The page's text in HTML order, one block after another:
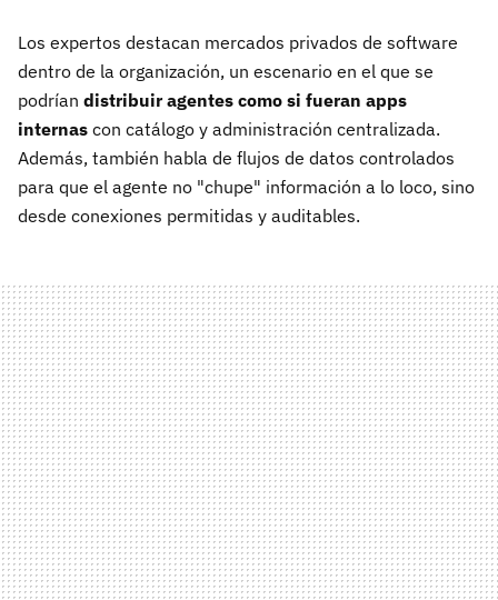
Los expertos destacan mercados privados de software
dentro de la organización, un escenario en el que se
podrían distribuir agentes como si fueran apps
internas con catálogo y administración centralizada.
Además, también habla de flujos de datos controlados
para que el agente no "chupe" información a lo loco, sino
desde conexiones permitidas y auditables.